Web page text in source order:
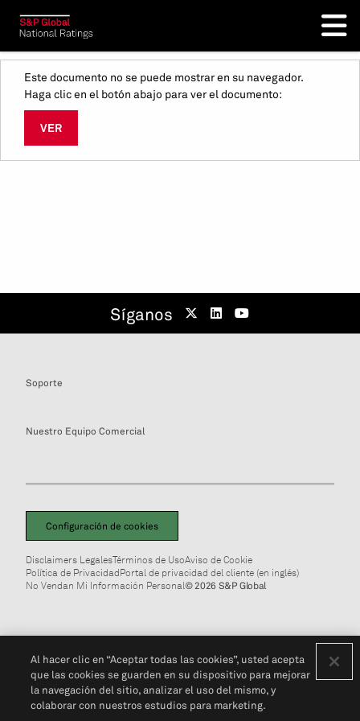
Este documento no se puede mostrar en su navegador.
Haga clic en el botón abajo para ver el documento:
VER
Síganos
Soporte
Nuestro Equipo Comercial
Configuración de cookies
Disclaimers LegalesTérminos de UsoAviso de Cookie
Política de PrivacidadPortal de privacidad del cliente (en inglés)
No Vendan Mi Información Personal© 2026 S&P Global
Al hacer clic en “Aceptar todas las cookies”, usted acepta
que las cookies se guarden en su dispositivo para mejorar
la navegación del sitio, analizar el uso del mismo, y
colaborar con nuestros estudios para marketing.